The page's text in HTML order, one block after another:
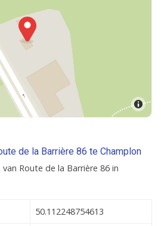
de la Barrière 86 te Champlon
Route de la Barrière 86 in
50.112248754613